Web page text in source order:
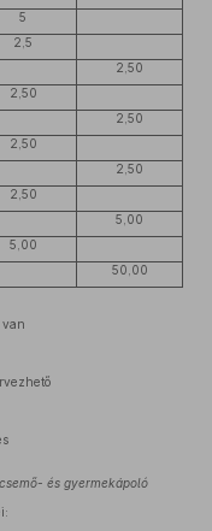
5
2,5
2,50
2,50
2,50
2,50
2,50
2,50
5,00
5,00
50,00
és gyermekápoló